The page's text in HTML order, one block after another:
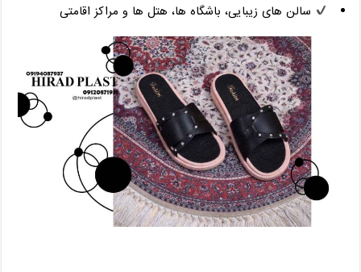
سالن‌ های زیبایی، باشگاه ‌ها، هتل‌ ها و مراکز اقامتی